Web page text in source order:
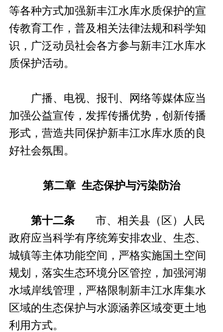
等各种方式加强新丰江水库水质保护的宣
传教育工作，普及相关法律法规和科学知
识，广泛动员社会各方参与新丰江水库水
质保护活动。
广播、电视、报刊、网络等媒体应当
加强公益宣传，发挥传播优势，创新传播
形式，营造共同保护新丰江水库水质的良
好社会氛围。
第二章 生态保护与污染防治
第十二条 市、相关县（区）人民
政府应当科学有序统筹安排农业、生态、
城镇等主体功能空间，严格实施国土空间
规划，落实生态环境分区管控，加强河湖
水域岸线管理，严格限制新丰江水库集水
区域的生态保护与水源涵养区域变更土地
利用方式。